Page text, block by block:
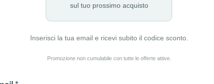
sul tuo prossimo acquisto
Inserisci la tua email e ricevi subito il codice sconto.
Promozione non cumulabile con tutte le offerte attive.